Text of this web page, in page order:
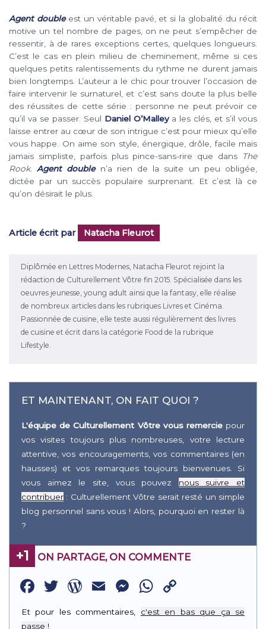
Agent doubleest un véritable pavé, et si la globalité du récit
motive un tel nombre de pages, on ne peut s’empêcher de
ressentir, à de rares exceptions certes, quelques longueurs.
C’est le cas en plein milieu de cheminement, même si ces
quelques petits ralentissements du rythme ne durent jamais
bien longtemps. L’auteur a le chic pour trouver l’occasion de
faire intervenir le surnaturel, et c’est sans doute la plus belle
des réussites de cette série : personne ne peut prévoir ce
qu’il va se passer. Seul Daniel O’Malleya les clés, et s’il vous
laisse entrer au cœur de son intrigue c’est pour mieux qu’elle
vous happe. On aime son style, énergique, drôle, facile mais
jamais simpliste, parfois plus pince-sans-rire que dans
The
Rook.Agent doublen’a rien de la suite un peu obligée,
dictée par un succès populaire surprenant. Et c’est là ce
qu’on désirait le plus.
Article écrit par Natacha Fleurot
Diplômée en Lettres Modernes, Natacha Fleurot rejoint la
rédaction de Culturellement Vôtre fin 2015. Spécialisée dans les
oeuvres jeunesse, young adult ainsi que la fantasy, elle réalise
de nombreux articles dans les rubriques Livres et Cinéma.
Passionnée de cuisine, elle teste aussi régulièrement des livres
de cuisine et écrit dans la catégorie Food de la rubrique
Lifestyle.
ET MAINTENANT, ON FAIT QUOI ?
L'équipe de Culturellement Vôtre vous remerciepour
vos visites toujours plus nombreuses, votre lecture
attentive, vos encouragements, vos commentaires (en
hausses) et vos remarques toujours bienvenues. Si
vous aimez le site, vous pouvez nous suivre et
contribuer : Culturellement Vôtre serait resté un simple
blog personnel sans vous ! Alors, pourquoi en rester là
?
+1 ON PARTAGE, ON COMMENTE
Facebook
Twitter
WordPress
EmailMessenger
WhatsApp
Link
Et pour les commentaires, c'est en bas que ça se
passe !